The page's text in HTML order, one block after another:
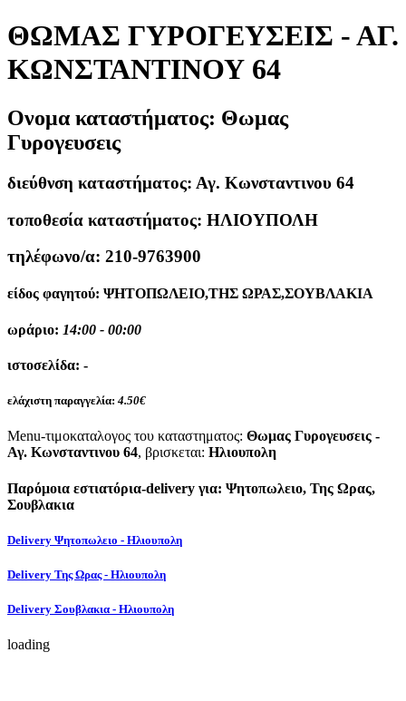
ΘΩΜΑΣ ΓΥΡΟΓΕΥΣΕΙΣ - ΑΓ.
ΚΩΝΣΤΑΝΤΙΝΟΥ 64
Ονομα καταστήματος: Θωμας
Γυρογευσεις
διεύθνση καταστήματος: Αγ. Κωνσταντινου 64
τοποθεσία καταστήματος: ΗΛΙΟΥΠΟΛΗ
τηλέφωνο/α: 210-9763900
είδος φαγητού: ΨΗΤΟΠΩΛΕΙΟ,ΤΗΣ ΩΡΑΣ,ΣΟΥΒΛΑΚΙΑ
ωράριο: 14:00 - 00:00
ιστοσελίδα: -
ελάχιστη παραγγελία: 4.50€
Menu-τιμοκαταλογος του καταστηματος: Θωμας Γυρογευσεις -
Αγ. Κωνσταντινου 64, βρισκεται: Ηλιουπολη
Παρόμοια εστιατόρια-delivery για: Ψητοπωλειο, Της Ωρας,
Σουβλακια
Delivery Ψητοπωλειο - Ηλιουπολη
Delivery Της Ωρας - Ηλιουπολη
Delivery Σουβλακια - Ηλιουπολη
loading